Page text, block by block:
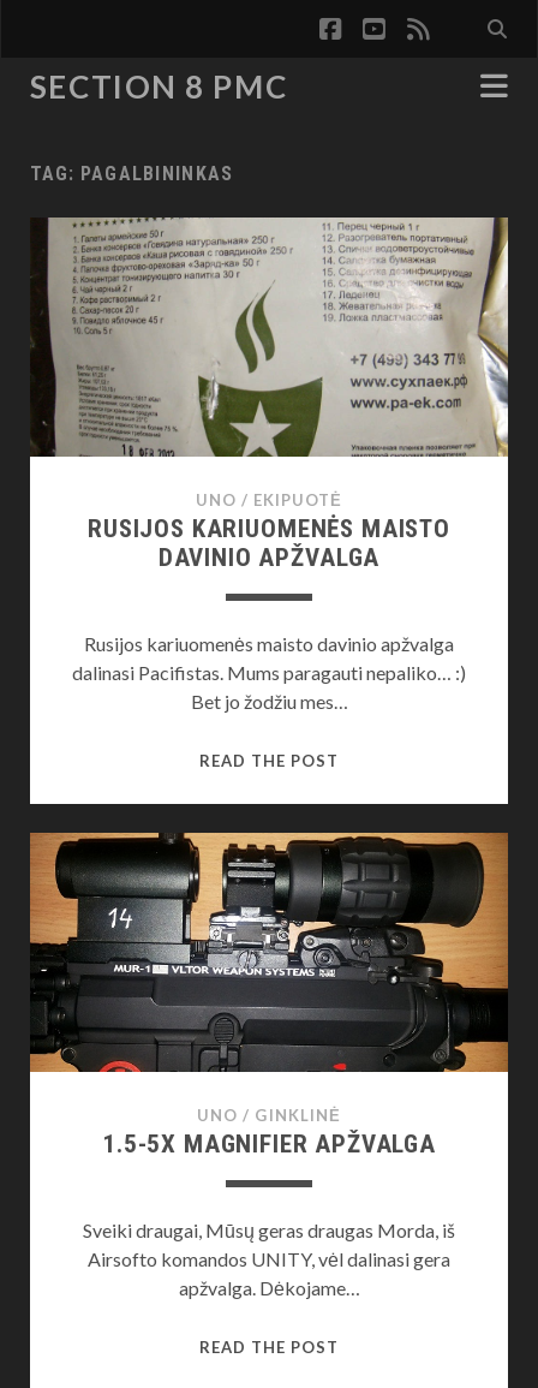
facebook
youtube
rss
SECTION 8 PMC
TAG: PAGALBININKAS
UNO / EKIPUOTĖ
RUSIJOS KARIUOMENĖS MAISTO
DAVINIO APŽVALGA
Rusijos kariuomenės maisto davinio apžvalga
dalinasi Pacifistas. Mums paragauti nepaliko… :)
Bet jo žodžiu mes…
READ THE POST
DAVINIO
APŽVALGA
UNO / GINKLINĖ
1.5-5X MAGNIFIER APŽVALGA
Sveiki draugai, Mūsų geras draugas Morda, iš
Airsofto komandos UNITY, vėl dalinasi gera
apžvalga. Dėkojame…
READ THE POST